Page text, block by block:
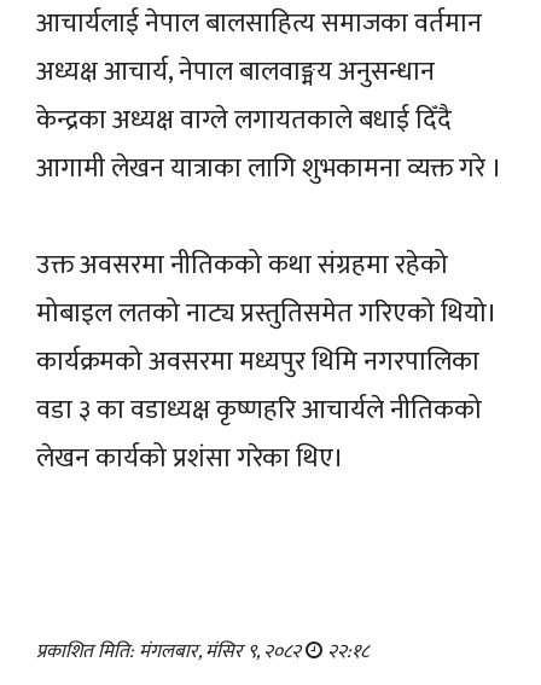
आचार्यलाई नेपाल बालसाहित्य समाजका वर्तमान
अध्यक्ष आचार्य, नेपाल बालवाङ्मय अनुसन्धान
केन्द्रका अध्यक्ष वाग्ले लगायतकाले बधाई दिँदै
आगामी लेखन यात्राका लागि शुभकामना व्यक्त गरे ।
उक्त अवसरमा नीतिकको कथा संग्रहमा रहेको
मोबाइल लतको नाट्य प्रस्तुतिसमेत गरिएको थियो।
कार्यक्रमको अवसरमा मध्यपुर थिमि नगरपालिका
वडा ३ का वडाध्यक्ष कृष्णहरि आचार्यले नीतिकको
लेखन कार्यको प्रशंसा गरेका थिए।
प्रकाशित मिति: मंगलबार, मंसिर ९, २०८२ २२:१८